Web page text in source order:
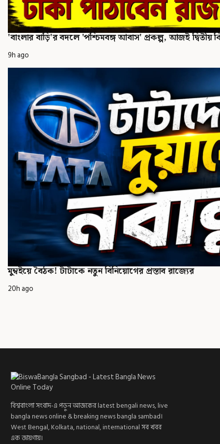
'বাংলার বাড়ি'র বদলে 'পশ্চিমবঙ্গ আবাস' প্রকল্প, আজই দ্বিতীয়
9h ago
মুম্বইয়ে বৈঠক! টাটাকে নতুন বিনিয়োগের প্রস্তাব রাজ্যের
20h ago
বিশ্ববাংলা সংবাদ-এ পড়ুন আজকের latest bengali news, live
bangla news online & breaking news bangla sambad।
West Bengal, Kolkata, national, international সব খবর
এক জায়গায়।